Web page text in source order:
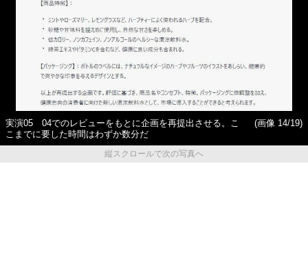
実演05 04でのレビューをもとに企画を再提出させる。こ
こまでに要した時間はわずか数分だ
(画像 14/19)
縦スクロールで次の写真へ